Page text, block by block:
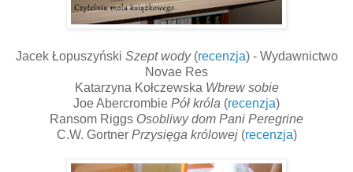
Jacek Łopuszyński Szept wody(recenzja) - Wydawnictwo
Novae Res
Katarzyna Kołczewska Wbrew sobie
Joe Abercrombie Pół króla (recenzja)
Ransom Riggs Osobliwy dom Pani Peregrine
C.W. Gortner Przysięga królowej (recenzja)